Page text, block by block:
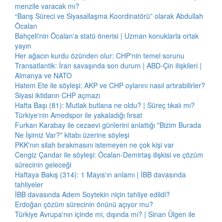
menzile varacak mı?
“Barış Süreci ve Siyasallaşma Koordinatörü” olarak Abdullah
Öcalan
Bahçeli'nin Öcalan'a statü önerisi | Uzman konuklarla ortak
yayın
Her ağacın kurdu özünden olur: CHP'nin temel sorunu
Transatlantik: İran savaşında son durum | ABD-Çin ilişkileri |
Almanya ve NATO
Hatem Ete ile söyleşi: AKP ve CHP oylarını nasıl artırabilirler?
Siyasi iktidarın CHP açmazı
Hafta Başı (81): Mutlak butlana ne oldu? | Süreç tıkalı mı?
Türkiye'nin Amedspor ile yakaladığı fırsat
Furkan Karabay ile cezaevi günlerini anlattığı "Bizim Burada
Ne İşimiz Var?" kitabı üzerine söyleşi
PKK'nın silah bırakmasını istemeyen ne çok kişi var
Cengiz Çandar ile söyleşi: Öcalan-Demirtaş ilişkisi ve çözüm
sürecinin geleceği
Haftaya Bakış (314): 1 Mayıs'ın anlamı | İBB davasında
tahliyeler
İBB davasında Adem Soytekin niçin tahliye edildi?
Erdoğan çözüm sürecinin önünü açıyor mu?
Türkiye Avrupa'nın içinde mi, dışında mı? | Sinan Ülgen ile